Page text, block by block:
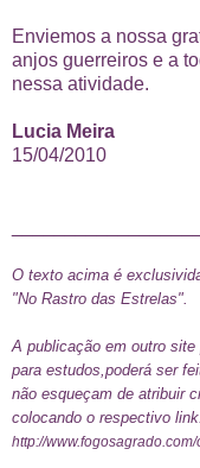
Enviemos a nossa
anjos guerreiros e a
nessa atividade.
Lucia Meira
15/04/2010
O texto acima é
"No Rastro das Estrelas".
A publicação em outro
para estudos,poderá ser
não esqueçam de atribuir
colocando o respectivo
http://